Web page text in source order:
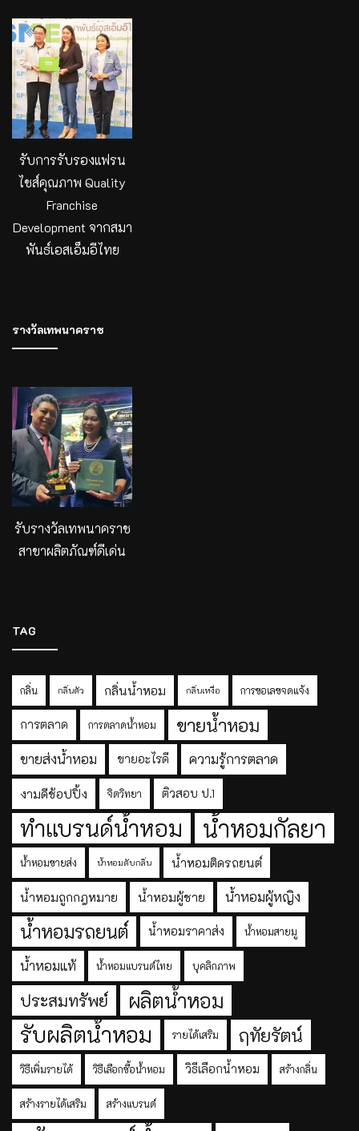
รับการรับรองแฟรน
ไชส์คุณภาพ Quality
Franchise
Development จากสมา
พันธ์เอสเอ็มอีไทย
รางวัลเทพนาคราช
รับรางวัลเทพนาคราช
สาขาผลิตภัณฑ์ดีเด่น
TAG
กลิ่น กลิ่นตัว กลิ่นน้ำหอม กลิ่นเหงื่อ การขอเลขจดแจ้ง
การตลาด การตลาดน้ำหอม ขายน้ำหอม
ขายส่งน้ำหอม ขายอะไรดี ความรู้การตลาด
งามดีช้อปปิ้ง จิตวิทยา ติวสอบ ป.1
ทำแบรนด์น้ำหอม น้ำหอมกัลยา
น้ำหอมขายส่ง น้ำหอมดับกลิ่น น้ำหอมติดรถยนต์
น้ำหอมถูกกฎหมาย น้ำหอมผู้ชาย น้ำหอมผู้หญิง
น้ำหอมรถยนต์ น้ำหอมราคาส่ง น้ำหอมสายมู
น้ำหอมแท้ น้ำหอมแบรนด์ไทย บุคลิกภาพ
ประสมทรัพย์ ผลิตน้ำหอม
รับผลิตน้ำหอม รายได้เสริม ฤทัยรัตน์
วิธีเพิ่มรายได้ วิธีเลือกซื้อน้ำหอม วิธีเลือกน้ำหอม สร้างกลิ่น
สร้างรายได้เสริม สร้างแบรนด์